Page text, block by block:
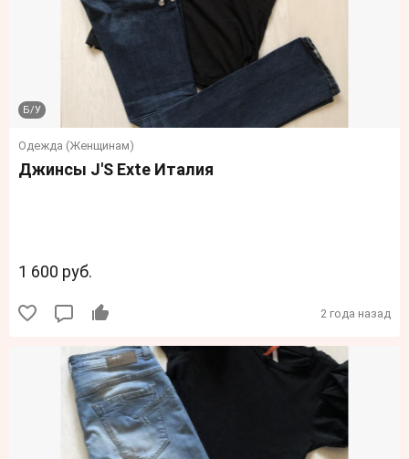
Одежда (Женщинам)
Б/У
Джинсы J'S Exte Италия
1 600 руб.
2 года назад